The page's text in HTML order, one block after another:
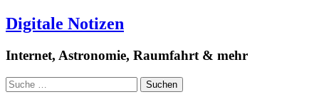
Digitale Notizen
Internet, Astronomie, Raumfahrt & mehr